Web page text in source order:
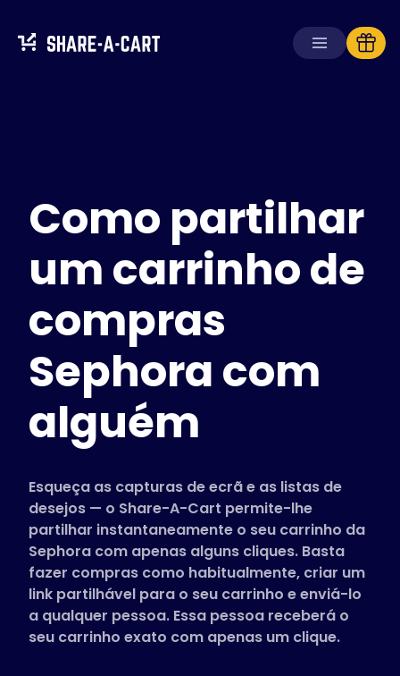
Para consumidores
Para escolas
Para empresas
Obtenha
Iniciar sessão
Lojas suportadas
Português
(Portuguese)
Como partilhar
um carrinho de
compras
Sephora com
alguém
Esqueça as capturas de ecrã e as listas de
desejos — o Share-A-Cart permite-lhe
partilhar instantaneamente o seu carrinho da
Sephora com apenas alguns cliques. Basta
fazer compras como habitualmente, criar um
link partilhável para o seu carrinho e enviá-lo
a qualquer pessoa. Essa pessoa receberá o
seu carrinho exato com apenas um clique.